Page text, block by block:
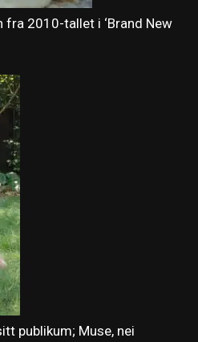
2010-tallet i ‘Brand New
publikum; Muse, nei